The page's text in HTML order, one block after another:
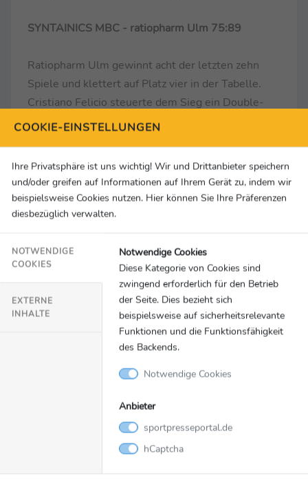
SYNTAINICS MBC - ratiopharm Ulm 75:89
Ratiopharm Ulm gewinnt acht der letzten zehn
Spiele und klettert auf Platz vier in der Tabelle.
Cristiano Felicio steuerte dem Sieg ein Double-
Double (13 Punkte, 12 Assists) bei: "Wir haben
Weißenfels' Kostja Mushidi war trotz 16 Punkten
selbstkritisch: "Der Anfang war nicht gut. Das war
hier bin. Ich muss besser spielen."
Gießen 46ers - BG Göttingen 67:87
Die BG Göttingen feiert einen wichtigen
Auswärtssieg und klettert in der Tabelle auf Platz
fünf. Harper Kamp erklärte den Sieg: "Es hat
gebracht haben. Das sah nicht immer so aus. In den
letzten Wochen hatten wir wenige Leute und
damit auch weniger Energie. Aber heute haben wir
das besser gemacht. Das hat geklappt."
Trotz der acht Niederlage in Folge zeigten die
COOKIE-EINSTELLUNGEN
Ihre Privatsphäre ist uns wichtig! Wir und Drittanbieter speichern
und/oder greifen auf Informationen auf Ihrem Gerät zu, indem wir
beispielsweise Cookies nutzen. Hier können Sie Ihre Präferenzen
diesbezüglich verwalten.
NOTWENDIGE
COOKIES
EXTERNE
INHALTE
Notwendige Cookies
Diese Kategorie von Cookies sind
zwingend erforderlich für den Betrieb
der Seite. Dies bezieht sich
beispielsweise auf sicherheitsrelevante
Funktionen und die Funktionsfähigkeit
des Backends.
Notwendige Cookies
Anbieter
sportpresseportal.de
hCaptcha